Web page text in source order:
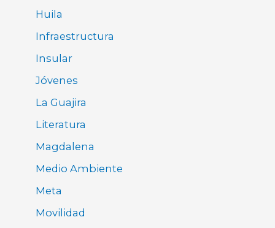
Huila
Infraestructura
Insular
Jóvenes
La Guajira
Literatura
Magdalena
Medio Ambiente
Meta
Movilidad